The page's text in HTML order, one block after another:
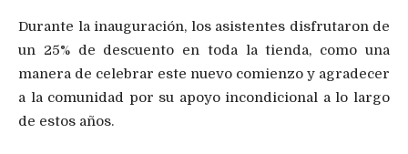
Durante la inauguración, los asistentes disfrutaron de
un 25% de descuento en toda la tienda, como una
manera de celebrar este nuevo comienzo y agradecer
a la comunidad por su apoyo incondicional a lo largo
de estos años.